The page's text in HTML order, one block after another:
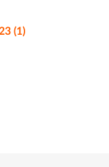
(1)